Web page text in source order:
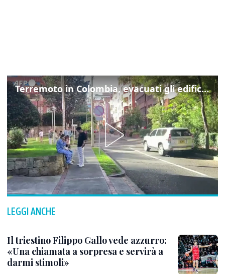
Terremoto in Colombia, evacuati gli edifici di Bogotà dopo la scossa di magnitudo 7.4
LEGGI ANCHE
Il triestino Filippo Gallo vede azzurro:
«Una chiamata a sorpresa e servirà a
darmi stimoli»